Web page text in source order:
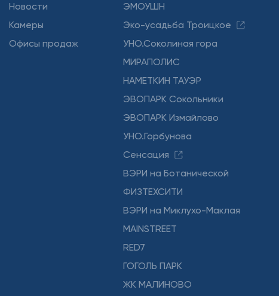
Новости
Камеры
Офисы продаж
ЭМОУШН
Эко-усадьба Троицкое
УНО.Соколиная гора
МИРАПОЛИС
НАМЕТКИН ТАУЭР
ЭВОПАРК Сокольники
ЭВОПАРК Измайлово
УНО.Горбунова
Сенсация
ВЭРИ на Ботанической
ФИЗТЕХСИТИ
ВЭРИ на Миклухо-Маклая
MAINSTREET
RED7
ГОГОЛЬ ПАРК
ЖК МАЛИНОВО